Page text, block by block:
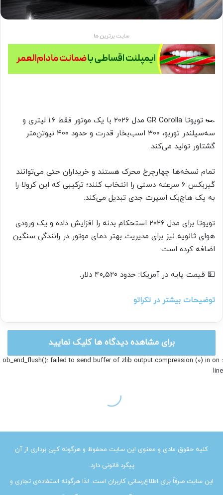
کلیه حقوق مادی و معنوی این سایت محفوظ و هرگونه کپی برداری از آن
پیگرد قانونی دارد.
این سایت صرفاً برای اطلاع‌رسانی کاربران است. لذا هرگونه استفاده‌ی تجاری و